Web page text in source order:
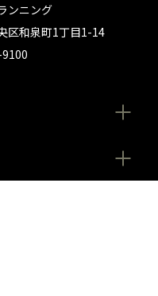
ンニング
区和泉町1丁目1-14